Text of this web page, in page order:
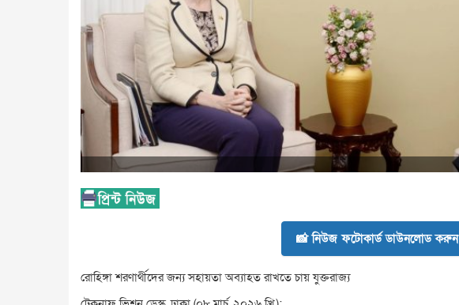
📸 নিউজ ফটোকার্ড ডাউনলোড করুন
রোহিঙ্গা শরণার্থীদের জন্য সহায়তা অব্যাহত রাখতে চায় যুক্তরাজ্য